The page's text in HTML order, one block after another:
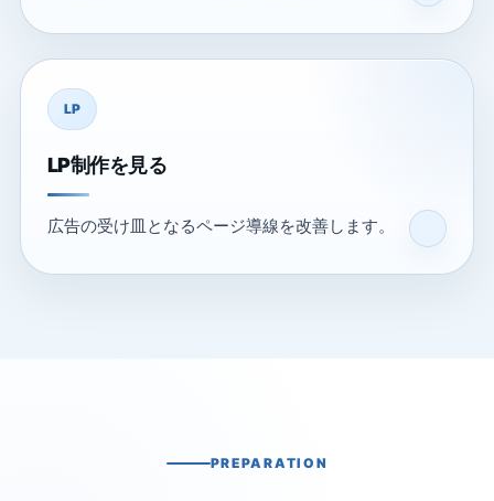
LP
LP制作を見る
広告の受け皿となるページ導線を改善します。
PREPARATION